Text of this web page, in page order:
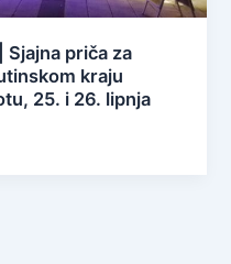
Sjajna priča za
kraju
25. i 26. lipnja